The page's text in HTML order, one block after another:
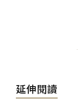
延伸閱讀